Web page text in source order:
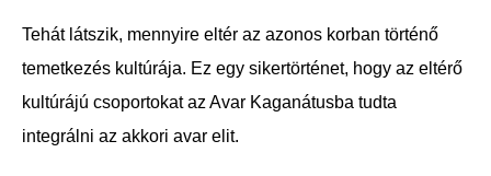
Tehát látszik, mennyire eltér az azonos korban történő
temetkezés kultúrája. Ez egy sikertörténet, hogy az eltérő
kultúrájú csoportokat az Avar Kaganátusba tudta
integrálni az akkori avar elit.